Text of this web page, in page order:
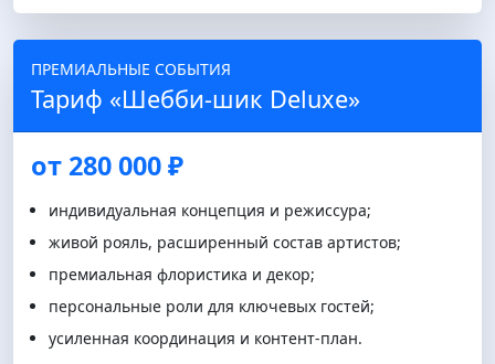
ПРЕМИАЛЬНЫЕ СОБЫТИЯ
Тариф «Шебби-шик Deluxe»
от 280 000 ₽
индивидуальная концепция и режиссура;
живой рояль, расширенный состав артистов;
премиальная флористика и декор;
персональные роли для ключевых гостей;
усиленная координация и контент-план.